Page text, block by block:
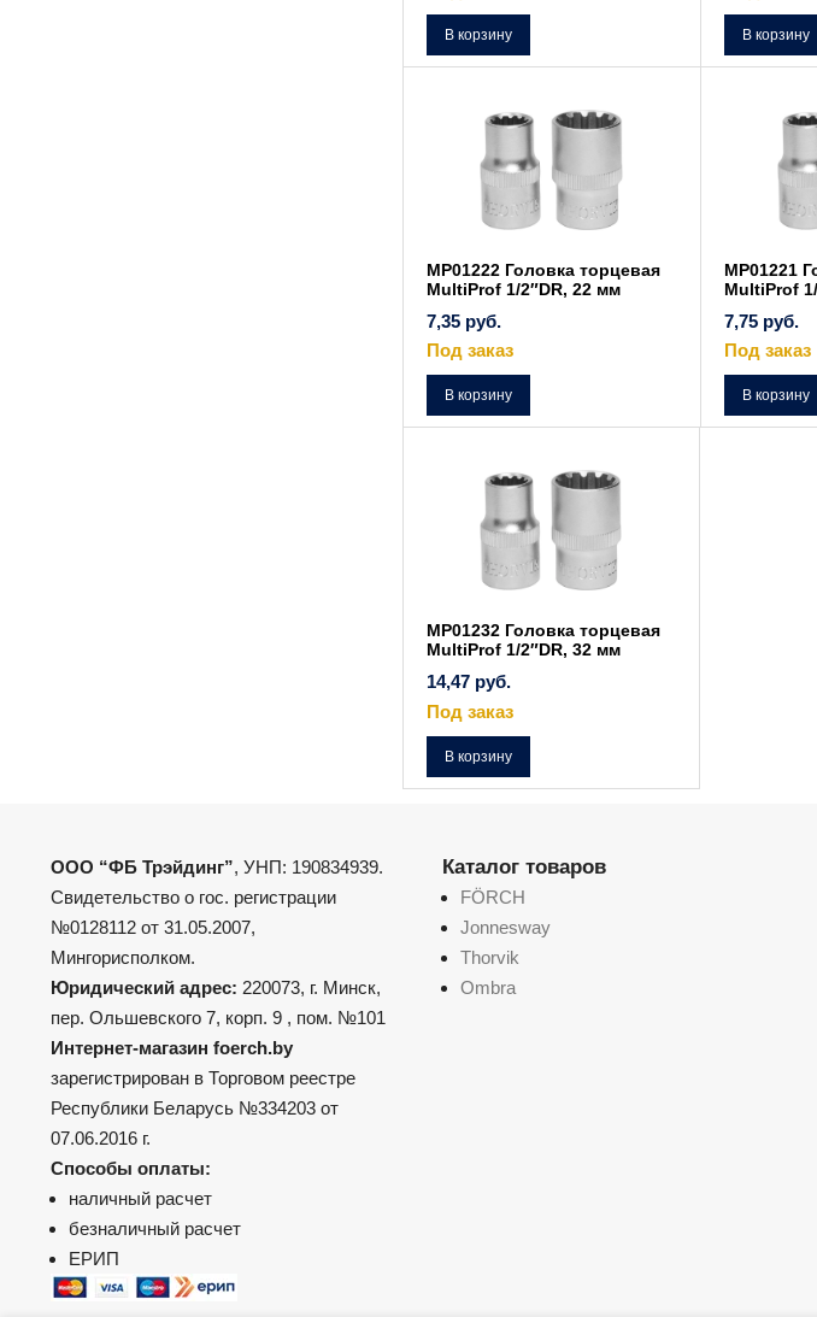
В корзину В корзину
MP01222 Головка торцевая
MultiProf 1/2″DR, 22 мм
7,35 руб.
Под заказ
В корзину
MP01221
MultiProf
7,75 руб.
Под заказ
В корзину
MP01232 Головка торцевая
MultiProf 1/2″DR, 32 мм
14,47 руб.
Под заказ
В корзину
ООО “ФБ Трэйдинг”, УНП: 190834939.
Свидетельство о гос. регистрации
№0128112 от 31.05.2007,
Мингорисполком.
Юридический адрес: 220073, г. Минск,
пер. Ольшевского 7, корп. 9 , пом. №101
Интернет-магазин foerch.by
зарегистрирован в Торговом реестре
Республики Беларусь №334203 от
07.06.2016 г.
Способы оплаты:
наличный расчет
безналичный расчет
ЕРИП
Каталог товаров
FÖRCH
Jonnesway
Thorvik
Ombra